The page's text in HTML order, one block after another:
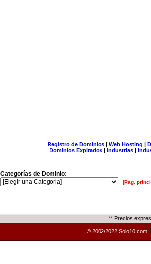
Registro de Dominios| Web Hosting |
Dominios Expirados | Industrias |
Categorías de Dominio:
[Pág.
** Precios
© 2002/2022 Solo10.com